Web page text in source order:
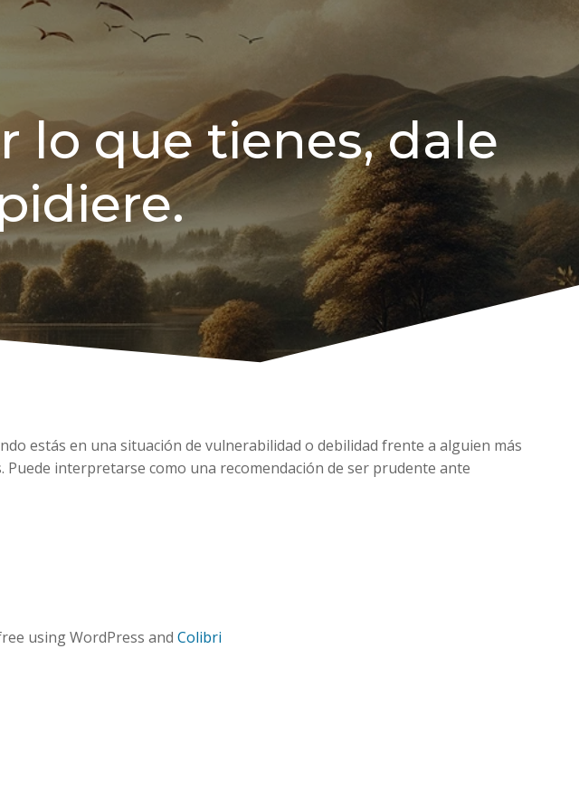
lo que tienes, dale
estás en una situación de vulnerabilidad o debilidad frente a alguien más
interpretarse como una recomendación de ser prudente ante
using WordPress and Colibri